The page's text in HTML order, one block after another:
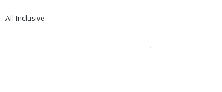
All Inclusive